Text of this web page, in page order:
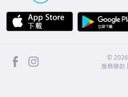
APP Store
facebook ©2026
服務條款